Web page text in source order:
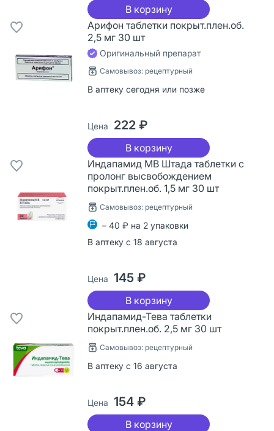
В корзину
Арифон таблетки покрыт.плен.об.
2,5 мг 30 шт
Оригинальный препарат
Самовывоз: рецептурный
В аптеку сегодня или позже
Цена 222 ₽
В корзину
Индапамид МВ Штада таблетки с
пролонг высвобождением
покрыт.плен.об. 1,5 мг 30 шт
Самовывоз: рецептурный
– 40 ₽ на 2 упаковки
В аптеку с 18 августа
Цена 145 ₽
В корзину
Индапамид-Тева таблетки
покрыт.плен.об. 2,5 мг 30 шт
Самовывоз: рецептурный
В аптеку с 16 августа
Цена 154 ₽
В корзину